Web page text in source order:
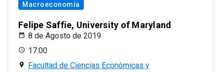
Macroeconomía
Felipe Saffie, University of Maryland
8 de Agosto de 2019
17:00
Facultad de Ciencias Económicas y